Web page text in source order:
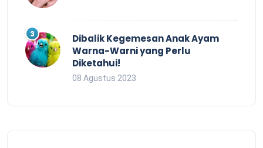
Dibalik Kegemesan Anak Ayam
Warna-Warni yang Perlu
Diketahui!
08 Agustus 2023